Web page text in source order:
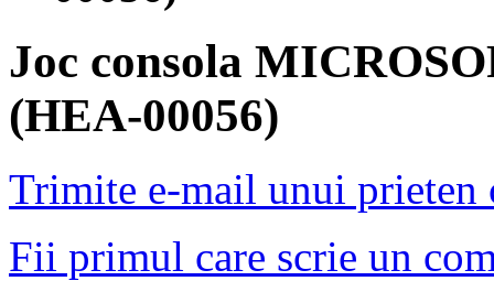
Joc consola
(HEA-00056)
Trimite e-mail unui prieten
Fii primul care scrie un